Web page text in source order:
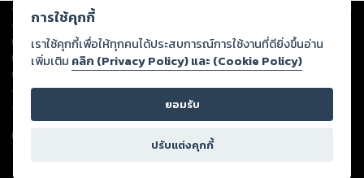
Copyright © 2026
ต่อผลงานหรือเนื้อหาใดที่อัปโหลดผ่านเว็บไซต์และปรากฏว่าละเมิดสิทธิใน
ทรัพย์สินทางปัญญาของบุคคลอื่นหรือขัดต่อกฎหมายและศีลธรรม ดังนั้น ผู้อ่าน
ทุกท่านโปรดใช้วิจารณญาณในการกลั่นกรองด้วยตนเอง และหากท่านพบว่าส่วน
หนึ่งส่วนใดขัดต่อกฎหมายและศีลธรรม กรุณาแจ้งมายังบริษัท เพื่อทีมงานจะได้
ดำเนินการในทันที ทั้งนี้ ทางสตอรี่ล็อกขอสงวนลิขสิทธิ์ตามพระราชบัญญัติ
ลิขสิทธิ์ พ.ศ. 2537 (ฉบับล่าสุด)
For support: member@ookbee.com
Version
การใช้คุกกี้
เราใช้คุกกี้เพื่อให้ทุกคนได้ประสบการณ์การใช้งานที่ดียิ่งขึ้นอ่าน
เพิ่มเติม คลิก (Privacy Policy) และ (Cookie Policy)
ยอมรับ
ปรับแต่งคุกกี้